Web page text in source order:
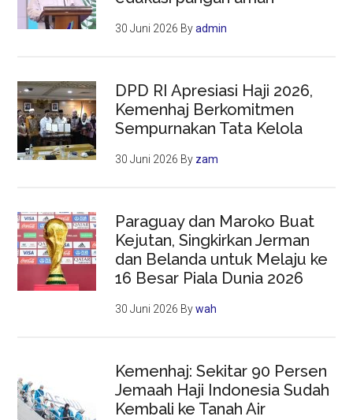
30 Juni 2026 Byadmin
DPD RI Apresiasi Haji 2026,
Kemenhaj Berkomitmen
Sempurnakan Tata Kelola
30 Juni 2026 By zam
Paraguay dan Maroko Buat
Kejutan, Singkirkan Jerman
dan Belanda untuk Melaju ke
16 Besar Piala Dunia 2026
30 Juni 2026 Bywah
Kemenhaj: Sekitar 90 Persen
Jemaah Haji Indonesia Sudah
Kembali ke Tanah Air